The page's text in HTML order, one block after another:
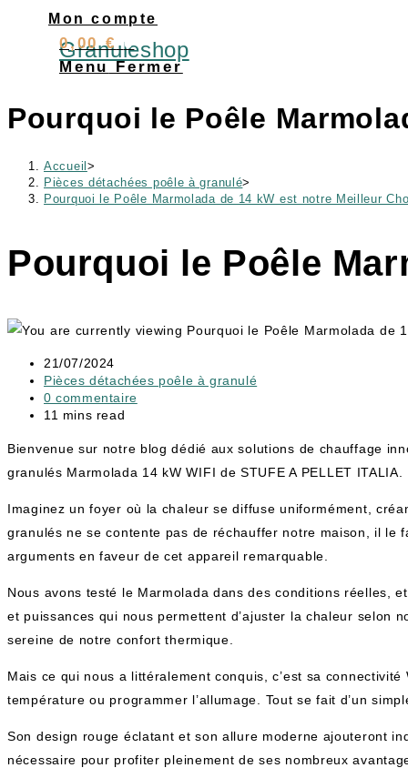
Mon compte
Granuleshop
0,00€ 0
Menu Fermer
Pourquoi le Poêle
Accueil >
Pièces détachées poêle à granulé>
Pourquoi le Poêle Marmolada de 14 kW est notre Meilleur
Pourquoi le Poêle
Publication
publiée :
21/07/2024
Post
category:
Pièces détachées poêle à granulé
Commentaires
de
publication :
0 commentaire
Temps
lecture :
11 mins read
Bienvenue sur notre blog dédié aux solutions de chauffage
granulés Marmolada 14 kW WIFI de STUFE A PELLET
Imaginez un foyer où la chaleur se diffuse uniformément,
granulés ne se contente pas de réchauffer notre maison, il le
arguments en faveur de cet appareil remarquable.
Nous avons testé le Marmolada dans des conditions réelles,
et puissances qui nous permettent d’ajuster la chaleur selon
sereine de notre confort thermique.
Mais ce qui nous a littéralement conquis, c’est sa
température ou programmer l’allumage. Tout se fait d’un
Son design rouge éclatant et son allure moderne ajouteront
nécessaire pour profiter pleinement de ses nombreux